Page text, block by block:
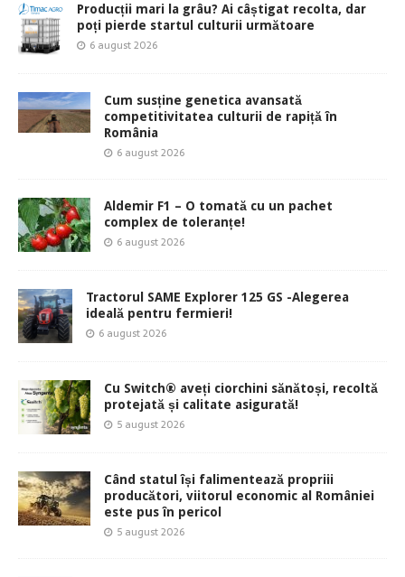
Producții mari la grâu? Ai câștigat recolta, dar
poți pierde startul culturii următoare
6 august 2026
Cum susține genetica avansată
competitivitatea culturii de rapiță în
România
6 august 2026
Aldemir F1 – O tomată cu un pachet
complex de toleranțe!
6 august 2026
Tractorul SAME Explorer 125 GS -Alegerea
ideală pentru fermieri!
6 august 2026
Cu Switch® aveți ciorchini sănătoși, recoltă
protejată și calitate asigurată!
5 august 2026
Când statul își falimentează propriii
producători, viitorul economic al României
este pus în pericol
5 august 2026